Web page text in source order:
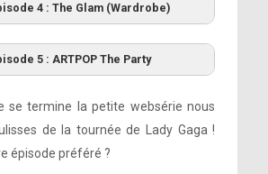
4 : The Glam (Wardrobe)
5 : ARTPOP The Party
se termine la petite websérie nous
de la tournée de Lady Gaga !
épisode préféré ?